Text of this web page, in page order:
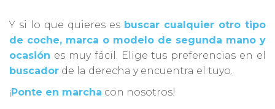
Y si lo que quieres es buscar cualquier otro tipo
de coche, marca o modelo de segunda mano y
ocasión es muy fácil. Elige tus preferencias en el
buscador de la derecha y encuentra el tuyo.
¡Ponte en marcha con nosotros!